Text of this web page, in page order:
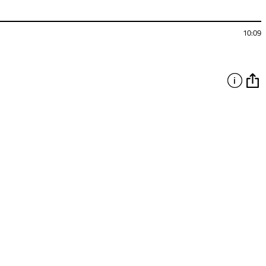
10:09